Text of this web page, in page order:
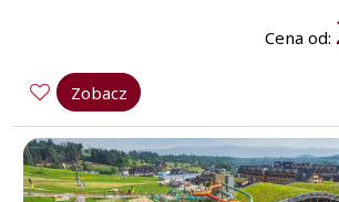
Cena od:
Zobacz